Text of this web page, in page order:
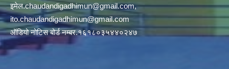
इमेल.chaudandigadhimun@gmail.com,
ito.chaudandigadhimun@gmail.com
ऑडियो नोटिस बोर्ड नम्बर.१६१८०३५४४०२४७